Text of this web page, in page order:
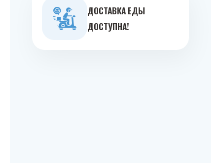
ДОСТАВКА ЕДЫ
ДОСТУПНА!